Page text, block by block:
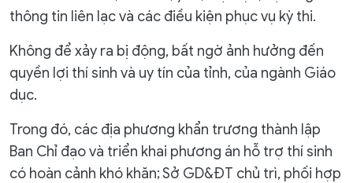
thông tin liên lạc và các điều kiện phục vụ kỳ thi.
Không để xảy ra bị động, bất ngờ ảnh hưởng đến
quyền lợi thí sinh và uy tín của tỉnh, của ngành Giáo
dục.
Trong đó, các địa phương khẩn trương thành lập
Ban Chỉ đạo và triển khai phương án hỗ trợ thí sinh
có hoàn cảnh khó khăn; Sở GD&ĐT chủ trì, phối hợp